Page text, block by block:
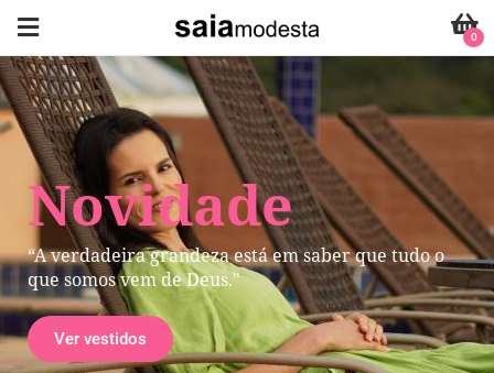
Novidade
“A verdadeira grandeza está em saber que tudo o
que somos vem de Deus."
Ver vestidos
0